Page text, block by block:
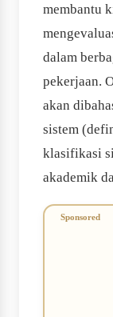
membantu
dalam
pekerjaan.
akan
sistem
klasifikasi
akademik